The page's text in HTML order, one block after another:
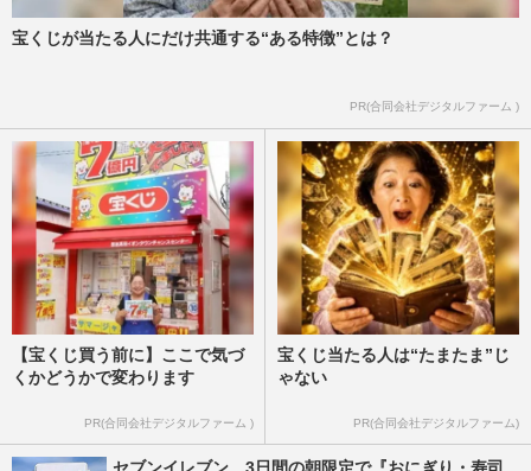
宝くじが当たる人にだけ共通する“ある特徴”とは？
PR(合同会社デジタルファーム )
【宝くじ買う前に】ここで気づ
くかどうかで変わります
PR(合同会社デジタルファーム )
宝くじ当たる人は“たまたま”じ
ゃない
PR(合同会社デジタルファーム)
セブンイレブン、3日間の朝限定で『おにぎり・寿司